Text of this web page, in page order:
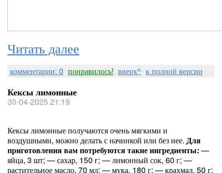
Читать далее
комментарии: 0 понравилось! вверх^ к полной версии
Кексы лимонные
30-04-2025 21:19
Кексы лимонные получаются очень мягкими и
воздушными, можно делать с начинкой или без нее. Для
приготовления вам потребуются такие ингредиенты: —
яйца, 3 шт; — сахар, 150 г; — лимонный сок, 60 г; —
растительное масло, 70 мл; — мука, 180 г; — крахмал, 50 г;